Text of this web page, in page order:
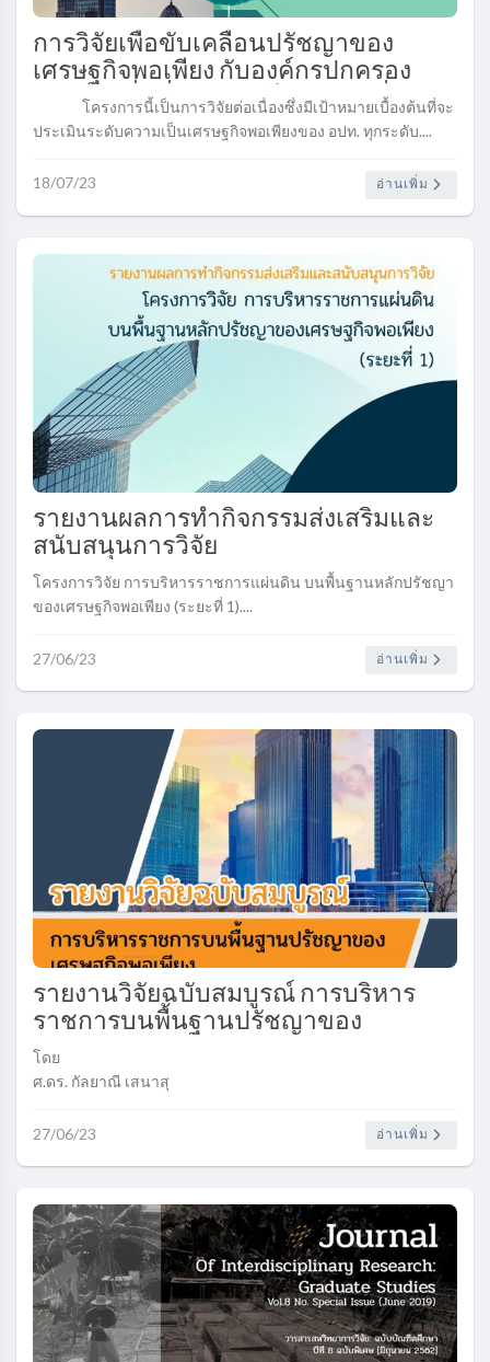
การวิจัยเพื่อขับเคลื่อนปรัชญาของ
เศรษฐกิจพอเพียง กับองค์กรปกครอง
ส่วนท้องถิ่นทั่วประเทศไทย ระยะที่ 3/1..
โครงการนี้เป็นการวิจัยต่อเนื่องซึ่งมีเป้าหมายเบื้องต้นที่จะ
ประเมินระดับความเป็นเศรษฐกิจพอเพียงของ อปท. ทุกระดับ....
18/07/23 อ่านเพิ่ม
รายงานผลการทำกิจกรรมส่งเสริมและ
สนับสนุนการวิจัย
โครงการวิจัย การบริหารราชการแผ่นดิน บนพื้นฐานหลักปรัชญา
ของเศรษฐกิจพอเพียง (ระยะที่ 1)....
27/06/23 อ่านเพิ่ม
รายงานวิจัยฉบับสมบูรณ์ การบริหาร
ราชการบนพื้นฐานปรัชญาของ
เศรษฐกิจพอเพียง..
โดย
ศ.ดร. กัลยาณี เสนาสุ
27/06/23
อ่านเพิ่ม